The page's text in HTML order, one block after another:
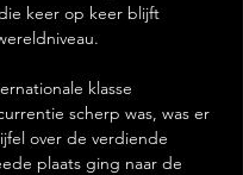
keer op keer blijft
klasse
scherp was, was er
over de verdiende
plaats ging naar de